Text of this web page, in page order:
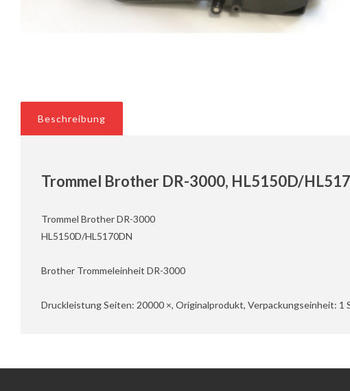
Beschreibung
Trommel Brother DR-3000, HL5150D/
Trommel Brother DR-3000
HL5150D/HL5170DN
Brother Trommeleinheit DR-3000
Druckleistung Seiten: 20000 ×, Originalprodukt, Verpackungseinheit: 1